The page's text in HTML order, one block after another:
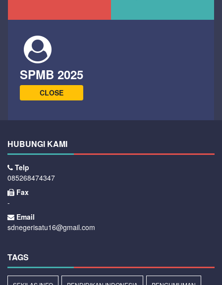
SPMB 2025
CLOSE
HUBUNGI KAMI
Telp
085268474347
Fax
-
Email
sdnegerisatu16@gmail.com
TAGS